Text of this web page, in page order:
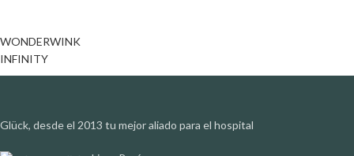
WONDERWINK
INFINITY
Glück, desde el 2013 tu mejor aliado para el hospital